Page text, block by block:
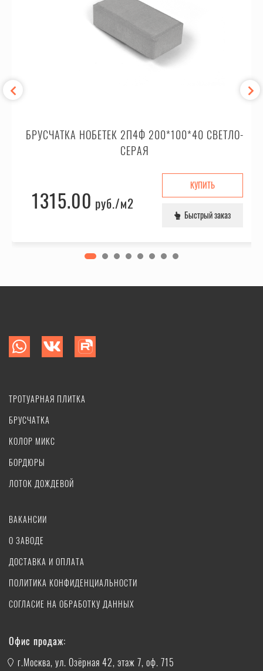
БРУСЧАТКА НОБЕТЕК 2П4Ф 200*100*40 СВЕТЛО-
СЕРАЯ
1315.00 руб./м2
КУПИТЬ
Быстрый заказ
ТРОТУАРНАЯ ПЛИТКА
БРУСЧАТКА
КОЛОР МИКС
БОРДЮРЫ
ЛОТОК ДОЖДЕВОЙ
ВАКАНСИИ
О ЗАВОДЕ
ДОСТАВКА И ОПЛАТА
ПОЛИТИКА КОНФИДЕНЦИАЛЬНОСТИ
СОГЛАСИЕ НА ОБРАБОТКУ ДАННЫХ
Офис продаж:
г.Москва, ул. Озёрная 42, этаж 7, оф. 715